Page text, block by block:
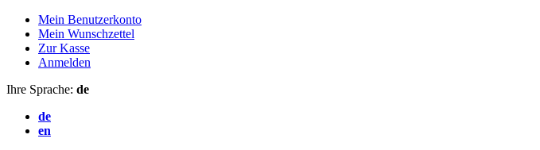
Mein Benutzerkonto
Mein Wunschzettel
Zur Kasse
Anmelden
Ihre Sprache: de
de
en